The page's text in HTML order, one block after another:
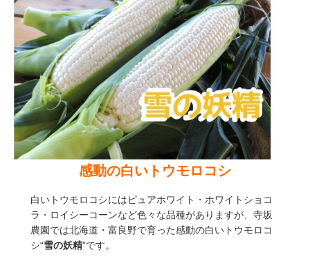
感動の白いトウモロコシ
白いトウモロコシにはピュアホワイト・ホワイトショコ
ラ・ロイシーコーンなど色々な品種がありますが、寺坂
農園では北海道・富良野で育った感動の白いトウモロコ
シ“雪の妖精”です。